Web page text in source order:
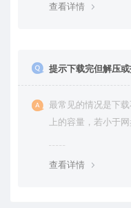
查看详情
提示下载完但解压或
最常见的情况是下
上的容量，若小于
查看详情